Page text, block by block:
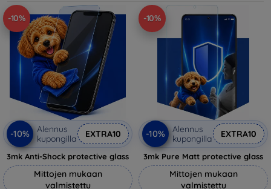
-10%
-10%
Alennus
kupongilla
EXTRA10
3mk Anti-Shock protective glass
Mittojen mukaan
valmistettu
-10%
-10%
Alennus
kupongilla
EXTRA10
3mk Pure Matt protective glass
Mittojen mukaan
valmistettu